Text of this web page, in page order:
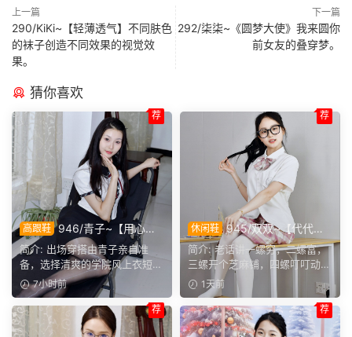
上一篇
290/KiKi~【轻薄透气】不同肤色
的袜子创造不同效果的视觉效
果。
下一篇
292/柒柒~《圆梦大使》我来圆你
前女友的叠穿梦。
猜你喜欢
高跟鞋
946/青子~【用心准
备】来看青子亲自准备的整套
穿搭，经典学院风上身，这套
上身效果很合意。
简介: 出场穿搭由青子亲自准
备，选择清爽的学院风上衣短
裙。两双同款材质的袜子，...
7小时前
荐
休闲鞋 945/双双~【代代相
传】提起手指螺纹的老话，不
少人小时候都听过，大家还能
回忆起几句？
简介: 老话讲一螺穷，二螺富，
三螺开个芝麻铺，四螺叮叮动，
五螺挑屎桶。和双双聊...
1天前
荐
荐 荐